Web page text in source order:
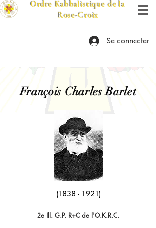
Ordre Kabbalistique de la
Rose-Croix
Se connecter
François Charles Barlet
(1838 - 1921)
2e Ill. G.P. R+C de l'O.K.R.C.